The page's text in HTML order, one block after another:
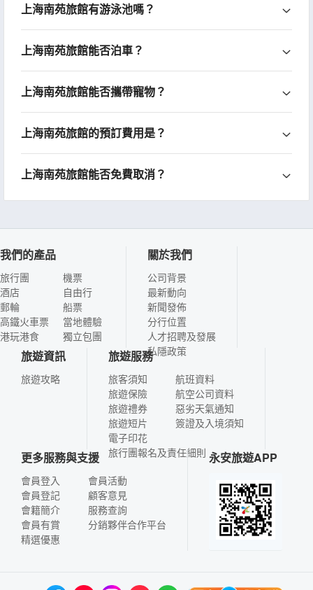
上海南苑旅館有游泳池嗎？
上海南苑旅館能否泊車？
上海南苑旅館能否攜帶寵物？
上海南苑旅館的預訂費用是？
上海南苑旅館能否免費取消？
我們的產品
旅行團
酒店
郵輪
高鐵火車票
港玩港食
機票
自由行
船票
當地體驗
獨立包團
關於我們
公司背景
最新動向
新聞發佈
分行位置
人才招聘及發展
私隱政策
旅遊資訊
旅遊攻略
旅遊服務
旅客須知
旅遊保險
旅遊禮券
旅遊短片
電子印花
航班資料
航空公司資料
惡劣天氣通知
簽證及入境須知
旅行團報名及責任細則
更多服務與支援
會員登入
會員登記
會籍簡介
會員有賞
精選優惠
會員活動
顧客意見
服務查詢
分銷夥伴合作平台
永安旅遊APP